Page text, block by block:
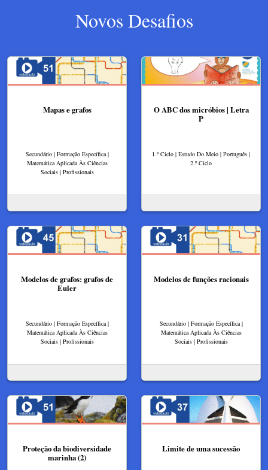
Novos Desafios
Mapas e grafos
Secundário | Formação Específica |
Matemática Aplicada Às Ciências
Sociais | Profissionais
O ABC dos micróbios | Letra
P
1.º Ciclo | Estudo Do Meio | Português |
2.º Ciclo
Modelos de grafos: grafos de
Euler
Secundário | Formação Específica |
Matemática Aplicada Às Ciências
Sociais | Profissionais
Modelos de funções racionais
Secundário | Formação Específica |
Matemática Aplicada Às Ciências
Sociais | Profissionais
Proteção da biodiversidade
marinha (2)
Limite de uma sucessão